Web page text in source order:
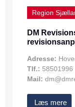
Region
DM
Adresse:
Tlf.: 58501996
Mail:
Læs mere